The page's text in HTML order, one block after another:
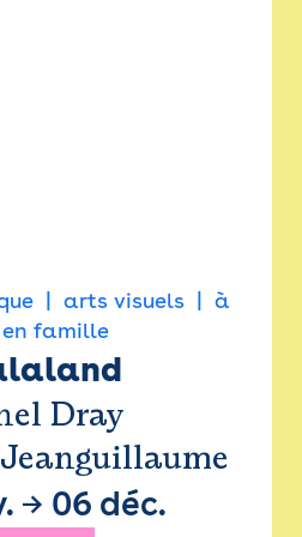
arts visuels
à
famille
Dray
→ 06 déc.